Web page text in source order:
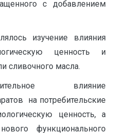
с добавлением
изучение влияния
ценность и
сливочного масла.
влияние
на потребительские
ценность, а
функционального